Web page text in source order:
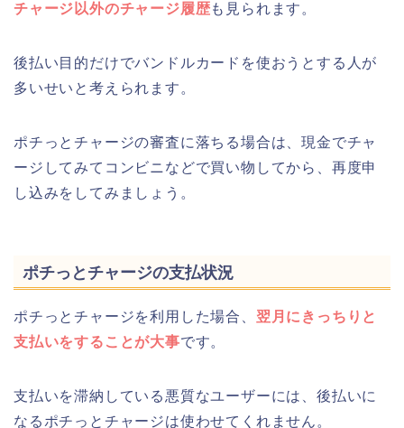
チャージ以外のチャージ履歴も見られます。
後払い目的だけでバンドルカードを使おうとする人が
多いせいと考えられます。
ポチっとチャージの審査に落ちる場合は、現金でチャ
ージしてみてコンビニなどで買い物してから、再度申
し込みをしてみましょう。
ポチっとチャージの支払状況
ポチっとチャージを利用した場合、 翌月にきっちりと
支払いをすることが大事です。
支払いを滞納している悪質なユーザーには、後払いに
なるポチっとチャージは使わせてくれません。